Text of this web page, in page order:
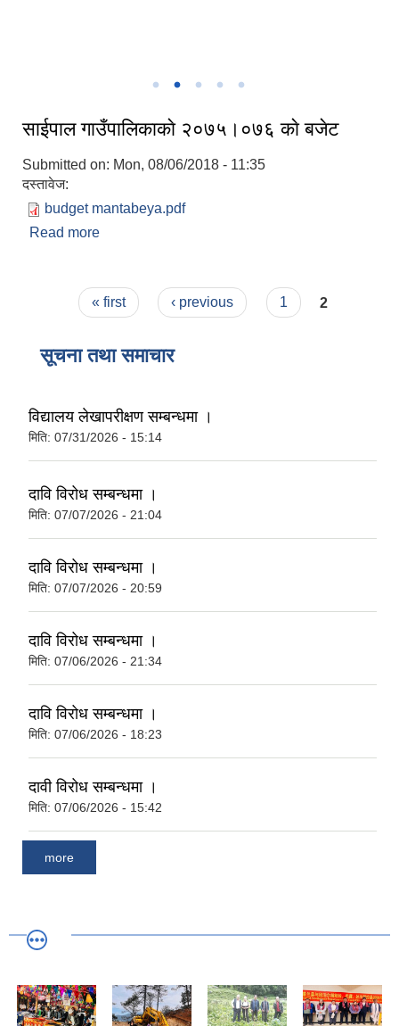
साईपाल गाउँपालिकाकाे २०७५।०७६ काे बजेट
Submitted on: Mon, 08/06/2018 - 11:35
दस्तावेज:
budget mantabeya.pdf
Read more
Pages« first ‹ previous 1 2
सूचना तथा समाचार
विद्यालय लेखापरीक्षण सम्बन्धमा ।
मिति: 07/31/2026 - 15:14
दावि विरोध सम्बन्धमा ।
मिति: 07/07/2026 - 21:04
दावि विरोध सम्बन्धमा ।
मिति: 07/07/2026 - 20:59
दावि विरोध सम्बन्धमा ।
मिति: 07/06/2026 - 21:34
दावि विरोध सम्बन्धमा ।
मिति: 07/06/2026 - 18:23
दावी विरोध सम्बन्धमा ।
मिति: 07/06/2026 - 15:42
more